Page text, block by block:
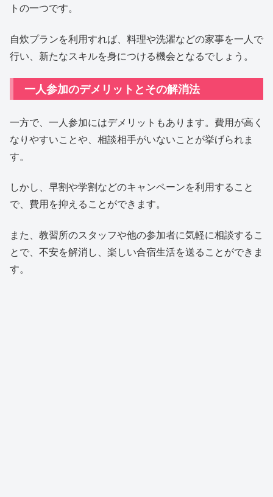
トの一つです。
自炊プランを利用すれば、料理や洗濯などの家事を一人で
行い、新たなスキルを身につける機会となるでしょう。
一人参加のデメリットとその解消法
一方で、一人参加にはデメリットもあります。費用が高く
なりやすいことや、相談相手がいないことが挙げられま
す。
しかし、早割や学割などのキャンペーンを利用すること
で、費用を抑えることができます。
また、教習所のスタッフや他の参加者に気軽に相談するこ
とで、不安を解消し、楽しい合宿生活を送ることができま
す。